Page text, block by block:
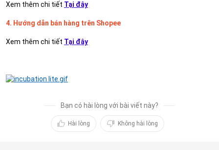
Xem thêm chi tiết Tại đây
4. Hướng dẫn bán hàng trên Shopee
Xem thêm chi tiết Tại đây
Bạn có hài lòng với bài viết này?
Hài lòng Không hài lòng